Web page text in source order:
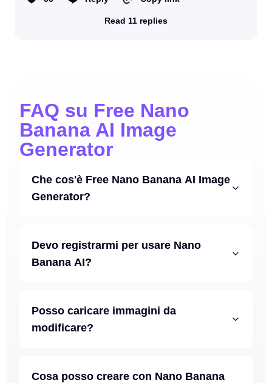
Read 11 replies
FAQ su Free Nano
Banana AI Image
Generator
Che cos'è Free Nano Banana AI Image
Generator?
Devo registrarmi per usare Nano
Banana AI?
Posso caricare immagini da
modificare?
Cosa posso creare con Nano Banana